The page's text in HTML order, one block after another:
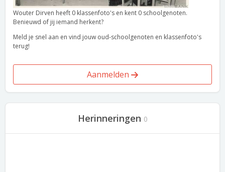
Wouter Dirven heeft 0 klassenfoto's en kent 0 schoolgenoten.
Benieuwd of jij iemand herkent?
Meld je snel aan en vind jouw oud-schoolgenoten en klassenfoto's
terug!
Aanmelden
Herinneringen 0